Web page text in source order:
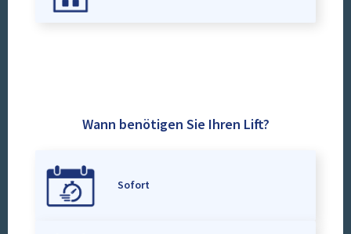
Wann benötigen Sie Ihren Lift?
Sofort